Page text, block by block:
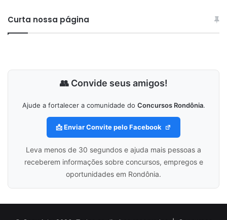
Curta nossa página
👥 Convide seus amigos!
Ajude a fortalecer a comunidade do Concursos Rondônia.
📩 Enviar Convite pelo Facebook
Leva menos de 30 segundos e ajuda mais pessoas a
receberem informações sobre concursos, empregos e
oportunidades em Rondônia.